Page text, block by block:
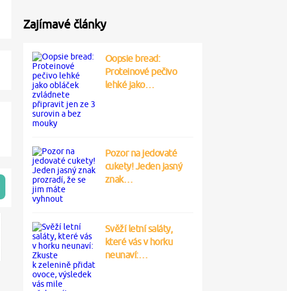
Zajímavé články
Oopsie bread:
Proteinové pečivo
lehké jako…
Pozor na jedovaté
cukety! Jeden jasný
znak…
Svěží letní saláty,
které vás v horku
neunaví:…